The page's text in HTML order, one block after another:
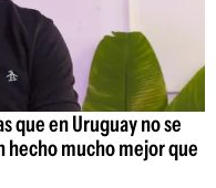
que en Uruguay no se
hecho mucho mejor que